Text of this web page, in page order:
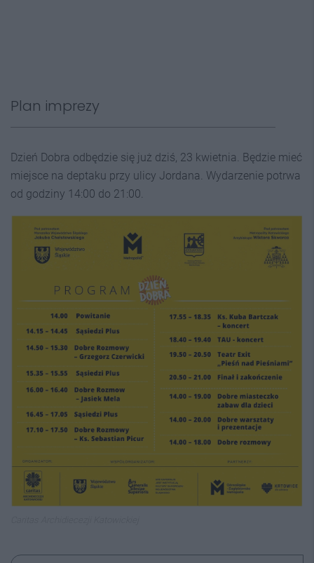
Plan imprezy
Dzień Dobra odbędzie się już dziś, 23 kwietnia. Będzie mieć
miejsce na deptaku przy ulicy Jordana. Wydarzenie potrwa
od godziny 14:00 do 21:00.